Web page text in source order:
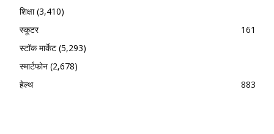
शिक्षा(3,410)
स्कूटर
161
स्टॉक मार्केट (5,293)
स्मार्टफोन (2,678)
हेल्थ
883